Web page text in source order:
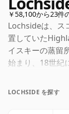
￥58,100から23件
Lochsideは、ス
置していた
イスキーの蒸留
始まり、18世紀
揮のもと、蒸留
LOCHSIDE を探す